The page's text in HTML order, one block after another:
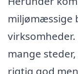
miljømæssige
mange